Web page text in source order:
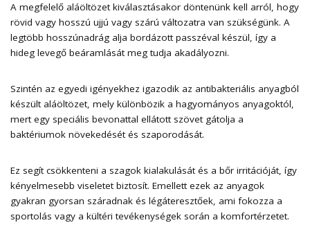
A megfelelő aláöltözet kiválasztásakor döntenünk kell arról, hogy
rövid vagy hosszú ujjú vagy szárú változatra van szükségünk. A
legtöbb hosszúnadrág alja bordázott passzéval készül, így a
hideg levegő beáramlását meg tudja akadályozni.
Szintén az egyedi igényekhez igazodik az antibakteriális anyagból
készült aláöltözet, mely különbözik a hagyományos anyagoktól,
mert egy speciális bevonattal ellátott szövet gátolja a
baktériumok növekedését és szaporodását.
Ez segít csökkenteni a szagok kialakulását és a bőr irritációját, így
kényelmesebb viseletet biztosít. Emellett ezek az anyagok
gyakran gyorsan száradnak és légáteresztőek, ami fokozza a
sportolás vagy a kültéri tevékenységek során a komfortérzetet.